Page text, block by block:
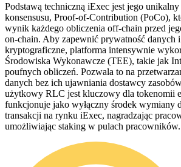
Podstawą techniczną iExec jest jego
konsensusu, Proof-of-Contribution (PoCo),
wynik każdego obliczenia off-chain przed
on-chain. Aby zapewnić prywatność danych
kryptograficzne, platforma intensywnie
Środowiska Wykonawcze (TEE), takie jak
poufnych obliczeń. Pozwala to na
danych bez ich ujawniania dostawcy
użytkowy RLC jest kluczowy dla tokenomii
funkcjonuje jako wyłączny środek wymiany
transakcji na rynku iExec, nagradzając
umożliwiając staking w pulach pracowników.